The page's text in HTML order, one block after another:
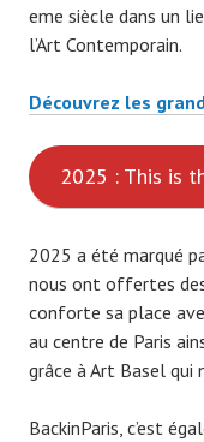
eme siècle dans un
l’Art Contemporain.
Découvrez les
2025 : This is
2025 a été marqué
nous ont offertes
conforte sa place
au centre de Paris
grâce à Art Basel qui
BackinParis, c’est